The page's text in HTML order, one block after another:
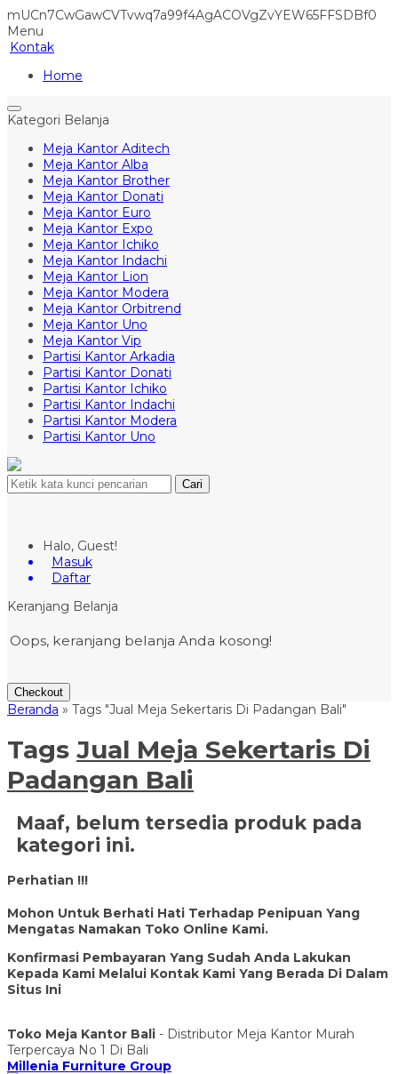
mUCn7CwGawCVTvwq7a99f4AgACOVgZvYEW65FFSDBf0
Menu
Kontak
Home
Kategori Belanja
Meja Kantor Aditech
Meja Kantor Alba
Meja Kantor Brother
Meja Kantor Donati
Meja Kantor Euro
Meja Kantor Expo
Meja Kantor Ichiko
Meja Kantor Indachi
Meja Kantor Lion
Meja Kantor Modera
Meja Kantor Orbitrend
Meja Kantor Uno
Meja Kantor Vip
Partisi Kantor Arkadia
Partisi Kantor Donati
Partisi Kantor Ichiko
Partisi Kantor Indachi
Partisi Kantor Modera
Partisi Kantor Uno
Cari
Halo, Guest!
Masuk
Daftar
Keranjang Belanja
Oops, keranjang belanja Anda kosong!
Checkout
Beranda » Tags "Jual Meja Sekertaris Di Padangan Bali"
Tags Jual Meja Sekertaris Di
Padangan Bali
Maaf, belum tersedia produk pada
kategori ini.
Perhatian !!!
Mohon Untuk Berhati Hati Terhadap Penipuan Yang
Mengatas Namakan Toko Online Kami.
Konfirmasi Pembayaran Yang Sudah Anda Lakukan
Kepada Kami Melalui Kontak Kami Yang Berada Di Dalam
Situs Ini
Toko Meja Kantor Bali - Distributor Meja Kantor Murah
Terpercaya No 1 Di Bali
Millenia Furniture Group